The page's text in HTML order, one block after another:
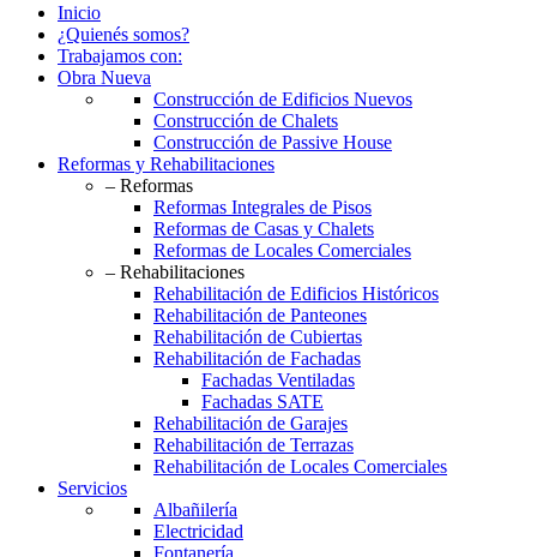
Inicio
¿Quienés somos?
Trabajamos con:
Obra Nueva
Construcción de Edificios Nuevos
Construcción de Chalets
Construcción de Passive House
Reformas y Rehabilitaciones
– Reformas
Reformas Integrales de Pisos
Reformas de Casas y Chalets
Reformas de Locales Comerciales
– Rehabilitaciones
Rehabilitación de Edificios Históricos
Rehabilitación de Panteones
Rehabilitación de Cubiertas
Rehabilitación de Fachadas
Fachadas Ventiladas
Fachadas SATE
Rehabilitación de Garajes
Rehabilitación de Terrazas
Rehabilitación de Locales Comerciales
Servicios
Albañilería
Electricidad
Fontanería